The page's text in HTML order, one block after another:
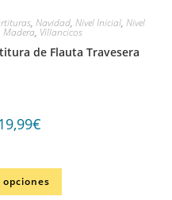
, Navidad, Nivel Inicial, Nivel
Madera, Villancicos
de Flauta Travesera
19,99€
en
5